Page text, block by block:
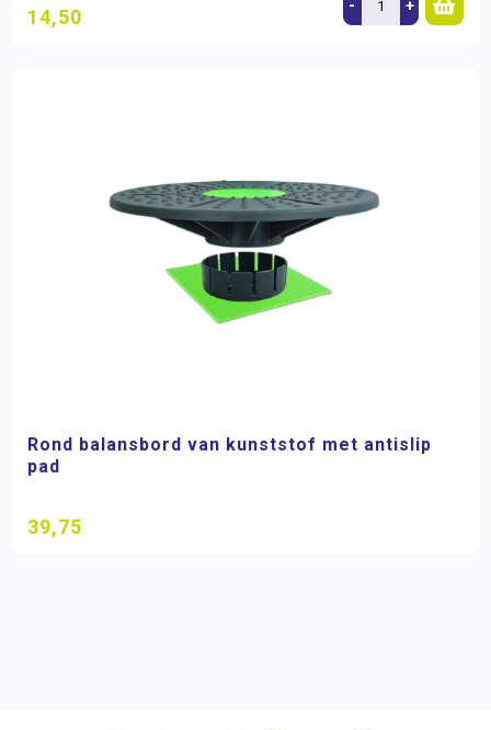
14,50 - +
Rond balansbord van kunststof met antislip
pad
39,75